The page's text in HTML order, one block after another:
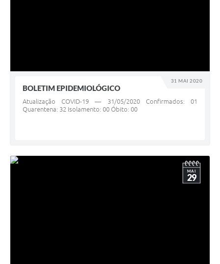
31 MAI 2020
BOLETIM EPIDEMIOLÓGICO
Atualização COVID-19 — 31/05/2020 Confirmados: 01
Quarentena: 32 Isolamento: 00 Óbito: 00
MAI
29